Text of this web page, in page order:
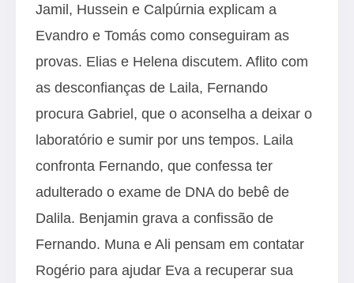
Jamil, Hussein e Calpúrnia explicam a
Evandro e Tomás como conseguiram as
provas. Elias e Helena discutem. Aflito com
as desconfianças de Laila, Fernando
procura Gabriel, que o aconselha a deixar o
laboratório e sumir por uns tempos. Laila
confronta Fernando, que confessa ter
adulterado o exame de DNA do bebê de
Dalila. Benjamin grava a confissão de
Fernando. Muna e Ali pensam em contatar
Rogério para ajudar Eva a recuperar sua